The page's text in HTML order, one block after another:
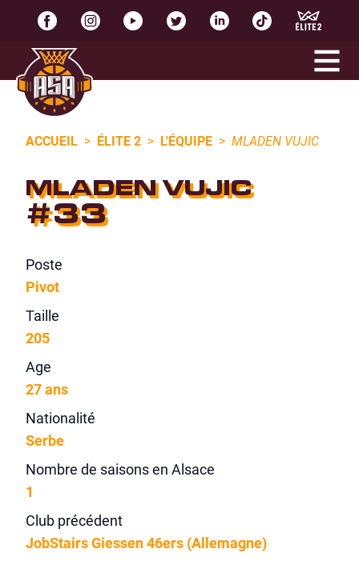
ACCUEIL > ÉLITE 2 > L'ÉQUIPE > MLADEN VUJIC
MLADEN VUJIC
#33
Poste
Pivot
Taille
205
Age
27 ans
Nationalité
Serbe
Nombre de saisons en Alsace
1
Club précédent
JobStairs Giessen 46ers (Allemagne)